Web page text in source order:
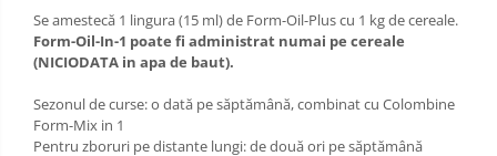
Se amestecă 1 lingura (15 ml) de Form-Oil-Plus cu 1 kg de cereale.
Form-Oil-In-1 poate fi administrat numai pe cereale
(NICIODATA in apa de baut).
Sezonul de curse: o dată pe săptămână, combinat cu Colombine
Form-Mix in 1
Pentru zboruri pe distante lungi: de două ori pe săptămână